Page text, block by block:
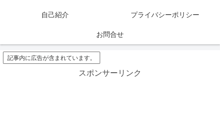
自己紹介 プライバシーポリシー
お問合せ
記事内に広告が含まれています。
スポンサーリンク